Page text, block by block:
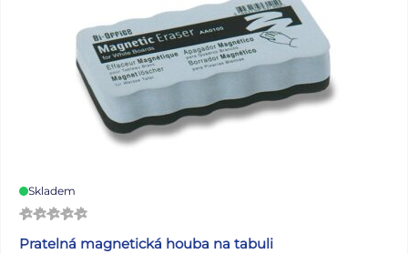
Skladem
Pratelná magnetická houba na tabuli